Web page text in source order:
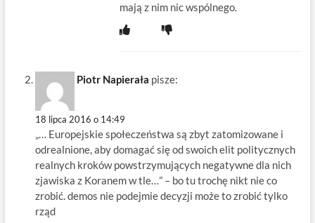
mają z nim nic wspólnego.
Piotr Napierała pisze:
18 lipca 2016 o 14:49
„… Europejskie społeczeństwa są zbyt zatomizowane i
odrealnione, aby domagać się od swoich elit politycznych
realnych kroków powstrzymujących negatywne dla nich
zjawiska z Koranem w tle…” – bo tu trochę nikt nie co
zrobić. demos nie podejmie decyzji może to zrobić tylko
rząd